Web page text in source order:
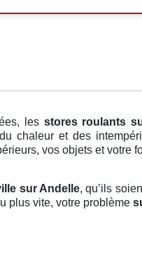
les stores roulants
chaleur et des
vos objets et votre
sur Andelle, qu’ils
plus vite, votre problème